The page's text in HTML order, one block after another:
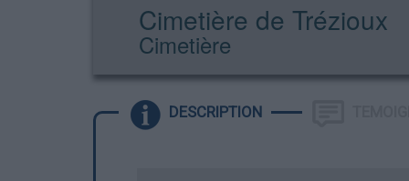
Cimetière de Trézioux
Cimetière
DESCRIPTION